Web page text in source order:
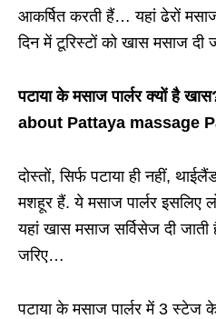
आकर्षित करती हैं… यहां ढेरों
दिन में टूरिस्टों को खास मसाज दी
पटाया के मसाज पार्लर क्यों है
about Pattaya massage
दोस्तों, सिर्फ पटाया ही नहीं,
मशहूर हैं. ये मसाज पार्लर इसलिए
यहां खास मसाज सर्विसेज दी
जरिए…
पटाया के मसाज पार्लर में 3